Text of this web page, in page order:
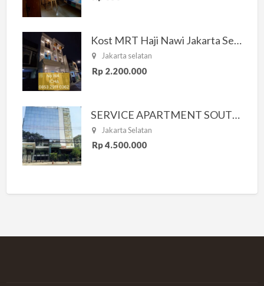
Kost MRT Haji Nawi Jakarta Selatan
Jakarta selatan
Rp 2.200.000
SERVICE APARTMENT SOUTH RESIDENCE
Jakarta Selatan
Rp 4.500.000